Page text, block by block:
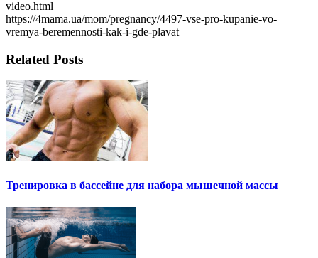
video.html
https://4mama.ua/mom/pregnancy/4497-vse-pro-kupanie-vo-
vremya-beremennosti-kak-i-gde-plavat
Related Posts
Тренировка в бассейне для набора мышечной массы